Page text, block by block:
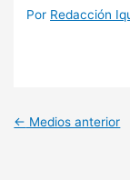
Por Redacción
← Medios anterior